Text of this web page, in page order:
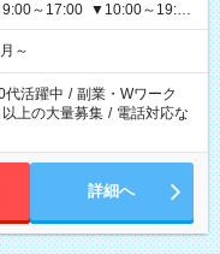
～17:00 ▼10:00～19:00
～
代活躍中 / 副業・Wワーク
上の大量募集 / 電話対応な
詳細へ